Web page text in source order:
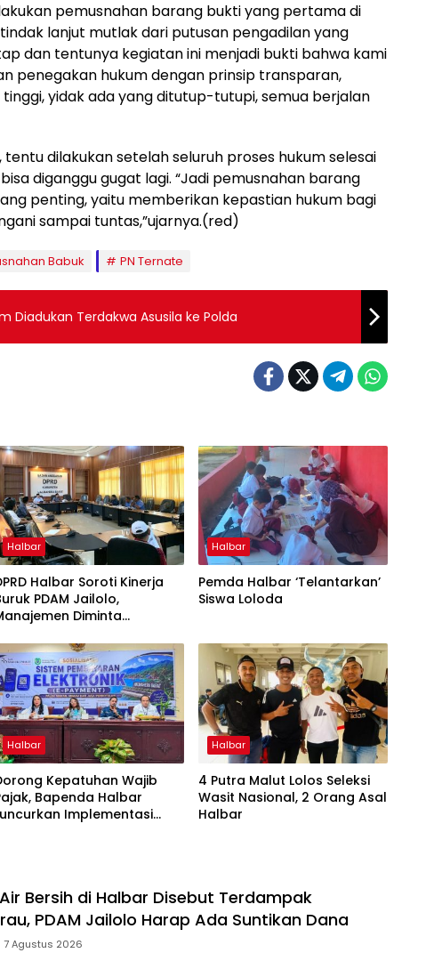
pemusnahan barang bukti yang pertama di
lanjut mutlak dari putusan pengadilan yang
dan tentunya kegiatan ini menjadi bukti bahwa kami
penegakan hukum dengan prinsip transparan,
yidak ada yang ditutup-tutupi, semua berjalan
tentu dilakukan setelah seluruh proses hukum selesai
diganggu gugat lagi. “Jadi pemusnahan barang
penting, yaitu memberikan kepastian hukum bagi
sampai tuntas,”ujarnya.(red)
Babuk PN Ternate
Diadukan Terdakwa Asusila ke Polda
Halbar
Halbar Soroti Kinerja
PDAM Jailolo,
Diminta
Halbar
Pemda Halbar ‘Telantarkan’
Siswa Loloda
Halbar
Kepatuhan Wajib
Bapenda Halbar
Implementasi
Halbar
4 Putra Malut Lolos Seleksi
Wasit Nasional, 2 Orang Asal
Halbar
Bersih di Halbar Disebut Terdampak
PDAM Jailolo Harap Ada Suntikan Dana
7 Agustus 2026